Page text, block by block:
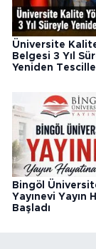
Üniversite
Belgesi 3 Yıl
Yeniden
Bingöl
Yayınevi Yayın
Başladı